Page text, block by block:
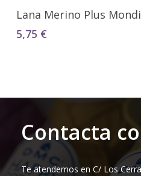
Seleccionar
Lana Merino Plus
5,75 €
Contacta
Te atendemos en C/ Los